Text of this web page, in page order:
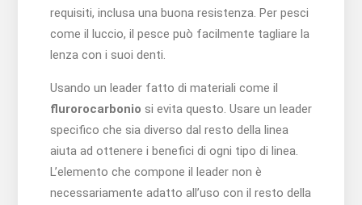
requisiti, inclusa una buona resistenza. Per pesci
come il luccio, il pesce può facilmente tagliare la
lenza con i suoi denti.
Usando un leader fatto di materiali come il
flurorocarbonio si evita questo. Usare un leader
specifico che sia diverso dal resto della linea
aiuta ad ottenere i benefici di ogni tipo di linea.
L’elemento che compone il leader non è
necessariamente adatto all’uso con il resto della